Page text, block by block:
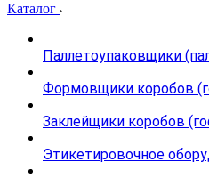
Каталог
Паллетоупаковщики
Формовщики коробов
Заклейщики коробов
Этикетировочное